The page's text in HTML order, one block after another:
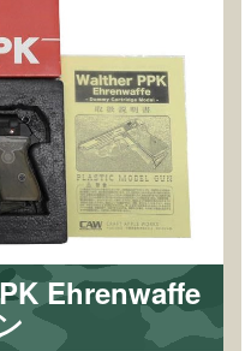
Ehrenwaffe